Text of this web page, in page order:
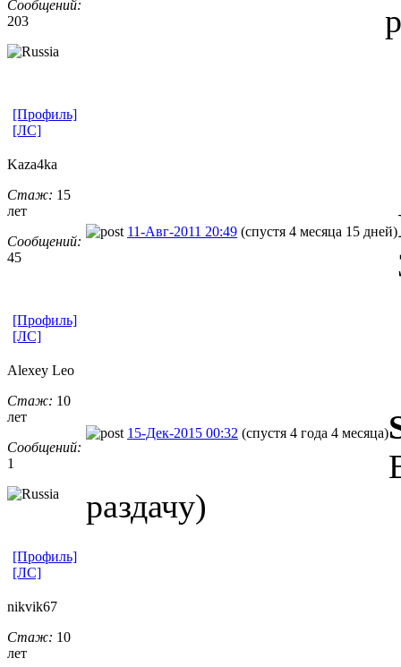
Сообщений:
203
[Профиль]
[ЛС]
Kaza4ka
Стаж: 15
лет
Сообщений:
45
11-Авг-2011 20:49 (спустя 4 месяца 15 дней)
[Профиль]
[ЛС]
Alexey Leo
Стаж: 10
лет
Сообщений:
1
15-Дек-2015 00:32 (спустя 4 года 4 месяца)
раздачу)
[Профиль]
[ЛС]
nikvik67
Стаж: 10
лет